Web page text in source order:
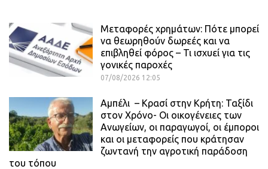
Μεταφορές χρημάτων: Πότε μπορεί
να θεωρηθούν δωρεές και να
επιβληθεί φόρος – Τι ισχυεί για τις
γονικές παροχές
07/08/2026 12:05
Αμπέλι – Κρασί στην Κρήτη: Ταξίδι
στον Χρόνο- Οι οικογένειες των
Ανωγείων, οι παραγωγοί, οι έμποροι
και οι μεταφορείς που κράτησαν
ζωντανή την αγροτική παράδοση
του τόπου